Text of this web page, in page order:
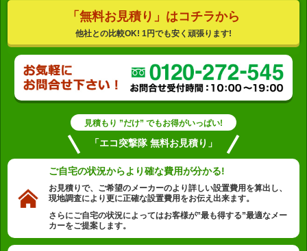
「無料お見積り」はコチラから
他社との比較OK! 1円でも安く頑張ります!
見積もり ”だけ” でもお得がいっぱい!
「エコ突撃隊 無料お見積り」
ご自宅の状況からより確な費用が分かる!
お見積りで、ご希望のメーカーのより詳しい設置費用を算出し、
現地調査により更に正確な設置費用をお伝え出来ます。
さらにご自宅の状況によってはお客様が”最も得する”最適なメー
カーをご提案します。